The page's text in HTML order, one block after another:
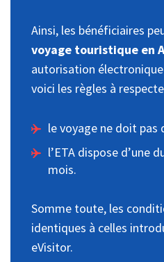
Ainsi, les bénéficiaires
voyage touristique en
autorisation
voici les règles à
le voyage ne doit pas
l’ETA dispose d’une
mois.
Somme toute, les
identiques à celles
eVisitor.